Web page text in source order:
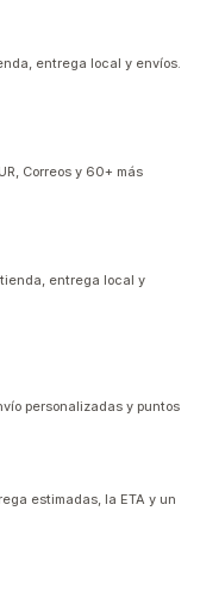
entrega local y envíos.
Correos y 60+ más
entrega local y
personalizadas y puntos
estimadas, la ETA y un